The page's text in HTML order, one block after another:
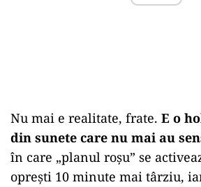
Nu mai e realitate, frate. E o
din sunete care nu mai au
în care „planul roșu” se
oprești 10 minute mai târziu,